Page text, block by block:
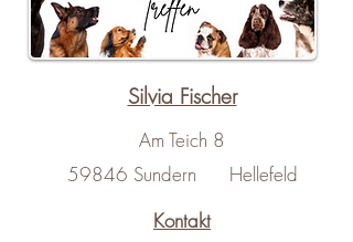
Silvia Fischer
Am Teich 8
59846 Sundern Hellefeld
Kontakt